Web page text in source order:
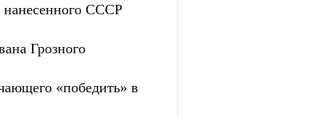
нанесенного СССР
Грозного
«победить» в